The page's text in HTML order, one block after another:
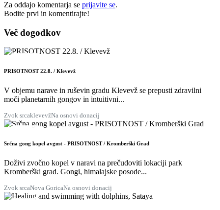
Za oddajo komentarja se prijavite se.
Bodite prvi in ​​komentirajte!
Več dogodkov
AVG.
PRISOTNOST 22.8. / Klevevž
V objemu narave in ruševin gradu Klevevž se prepusti zdravilni
moči planetarnih gongov in intuitivni...
Zvok srcaklevevžNa osnovi donacij
Srčna gong kopel avgust - PRISOTNOST / Kromberški Grad
Doživi zvočno kopel v naravi na prečudoviti lokaciji park
Kromberški grad. Gongi, himalajske posode...
Zvok srcaNova GoricaNa osnovi donacij